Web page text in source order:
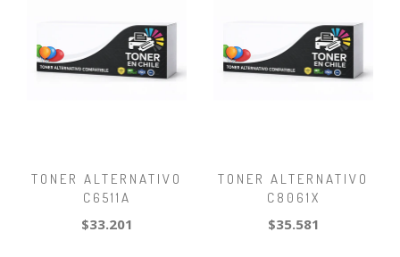
TONER ALTERNATIVO
C6511A
$33.201
TONER ALTERNATIVO
C8061X
$35.581